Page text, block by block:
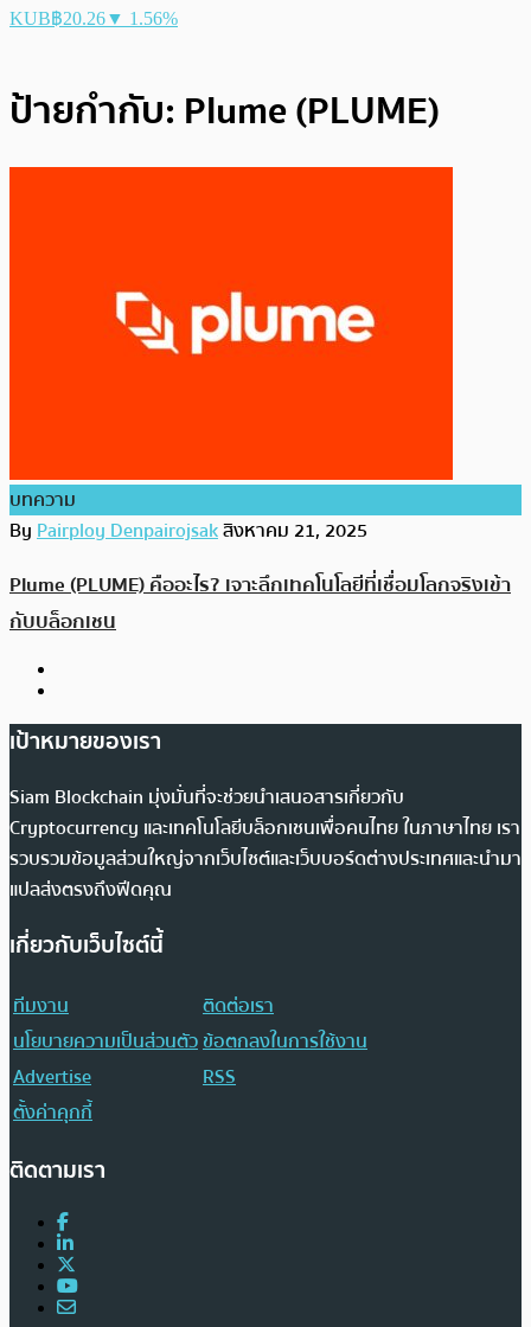
KUB฿20.26▼ 1.56%
ป้ายกำกับ: Plume (PLUME)
บทความ
ByPairploy Denpairojsakสิงหาคม 21, 2025
Plume (PLUME) คืออะไร? เจาะลึกเทคโนโลยีที่เชื่อมโลกจริงเข้า
กับบล็อกเชน
เป้าหมายของเรา
Siam Blockchain มุ่งมั่นที่จะช่วยนำเสนอสารเกี่ยวกับ
Cryptocurrency และเทคโนโลยีบล็อกเชนเพื่อคนไทย ในภาษาไทย เรา
รวบรวมข้อมูลส่วนใหญ่จากเว็บไซต์และเว็บบอร์ดต่างประเทศและนำมา
แปลส่งตรงถึงฟีดคุณ
เกี่ยวกับเว็บไซต์นี้
ทีมงาน
ติดต่อเรา
นโยบายความเป็นส่วนตัวข้อตกลงในการใช้งาน
Advertise
RSS
ตั้งค่าคุกกี้
ติดตามเรา